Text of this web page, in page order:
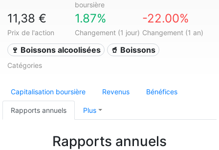
boursière
11,38 €
Prix de l'action
1.87%
Changement (1 jour)
-22.00%
Changement (1 an)
🍷 Boissons alcoolisées 🥤 Boissons
Catégories
Capitalisation boursière Revenus Bénéfices
Rapports annuels Plus
Rapports annuels